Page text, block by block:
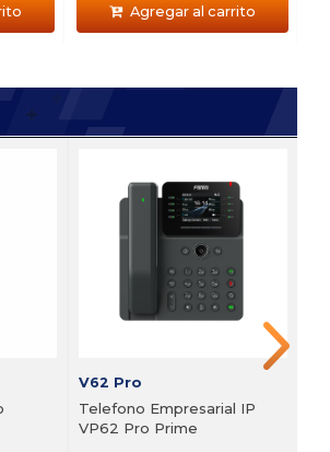
Agregar al carrito
I33 + I53 Combo
Sistema de porteria para
Agregar al carrito
V62 Pro
Telefono Empresarial IP
VP62 Pro Prime